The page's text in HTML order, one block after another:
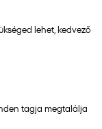
lehet, kedvező
tagja megtalálja